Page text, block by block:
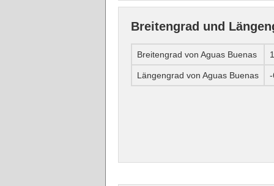
Breitengrad und
Breitengrad von Aguas Buenas
Längengrad von Aguas Buenas